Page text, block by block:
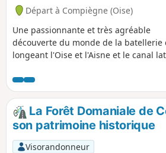
Départ à Compiègne (Oise)
Une passionnante et très agréable
découverte du monde de la batellerie
longeant l'Oise et l'Aisne et le canal
Thourotte, puis, sillonner cette très
Forêt de Compiègne qui cache un lieu
historique comme la Clairière de
des arbres remarquables, une vue
impressionnante sur le Palais Impérial
Compiègne.
La Forêt Domaniale de
son patrimoine historique
Visorandonneur